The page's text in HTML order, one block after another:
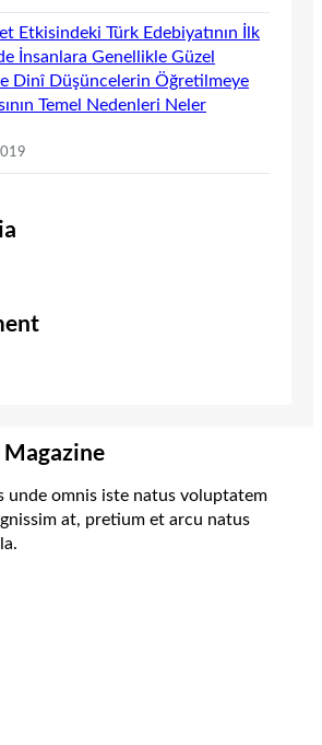
Etkisindeki Türk Edebiyatının İlk
İnsanlara Genellikle Güzel
Dinî Düşüncelerin Öğretilmeye
Temel Nedenleri Neler
Magazine
unde omnis iste natus voluptatem
at, pretium et arcu natus